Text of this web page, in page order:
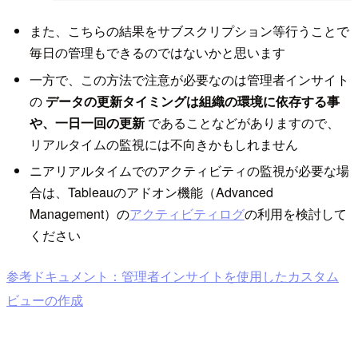
また、こちらの結果をサブスクリプション等行うことで
毎日の管理もできるのではないかと思います
一方で、この方法で注意が必要なのは管理者インサイト
のデータの更新タイミングは組織の環境に依存する事
や、一日一回の更新であることなどがありますので、
リアルタイムの監視には不向きかもしれません
ニアリアルタイムでのアクティビティの監視が必要な場
合は、Tableauのアドオン機能（Advanced
Management）のアクティビティログの利用を検討して
ください
参考ドキュメント：管理者インサイトを使用したカスタム
ビューの作成